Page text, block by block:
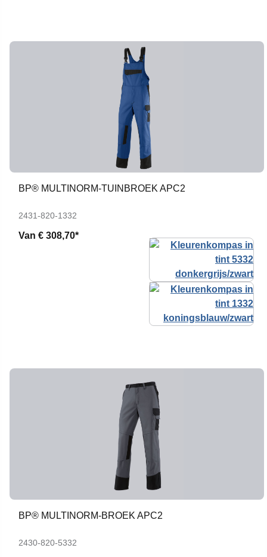
BP® MULTINORM-TUINBROEK APC2
2431-820-1332
Van € 308,70*
BP® MULTINORM-BROEK APC2
2430-820-5332